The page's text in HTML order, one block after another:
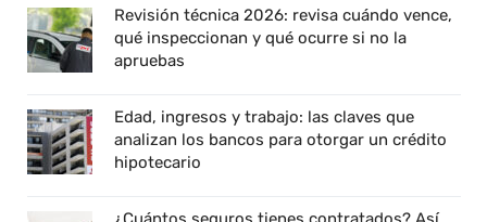
Revisión técnica 2026: revisa cuándo vence,
qué inspeccionan y qué ocurre si no la
apruebas
Edad, ingresos y trabajo: las claves que
analizan los bancos para otorgar un crédito
hipotecario